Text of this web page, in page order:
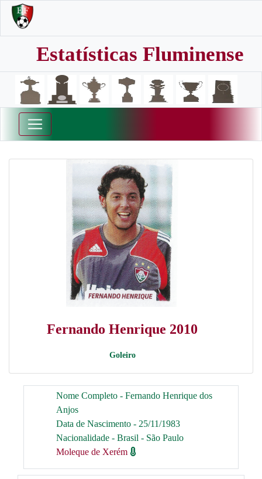
Estatísticas Fluminense
Fernando Henrique 2010
Goleiro
Nome Completo - Fernando Henrique dos
Anjos
Data de Nascimento - 25/11/1983
Nacionalidade - Brasil - São Paulo
Moleque de Xerém